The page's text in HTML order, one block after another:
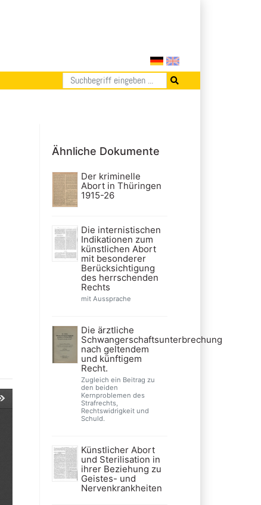
Ähnliche Dokumente
Der kriminelle
Abort in Thüringen
1915-26
Die internistischen
Indikationen zum
künstlichen Abort
mit besonderer
Berücksichtigung
des herrschenden
Rechts
mit Aussprache
Die ärztliche
Schwangerschaftsunterbrechung
nach geltendem
und künftigem
Recht.
Zugleich ein Beitrag zu
den beiden
Kernproblemen des
Strafrechts,
Rechtswidrigkeit und
Schuld.
Künstlicher Abort
und Sterilisation in
ihrer Beziehung zu
Geistes- und
Nervenkrankheiten